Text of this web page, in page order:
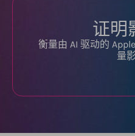
证明
衡量由 AI 驱动的
量